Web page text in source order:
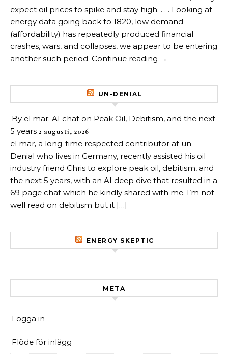
expect oil prices to spike and stay high. . . . Looking at
energy data going back to 1820, low demand
(affordability) has repeatedly produced financial
crashes, wars, and collapses, we appear to be entering
another such period. Continue reading →
UN-DENIAL
By el mar: AI chat on Peak Oil, Debitism, and the next
5 years 2 augusti, 2026
el mar, a long-time respected contributor at un-
Denial who lives in Germany, recently assisted his oil
industry friend Chris to explore peak oil, debitism, and
the next 5 years, with an AI deep dive that resulted in a
69 page chat which he kindly shared with me. I’m not
well read on debitism but it […]
ENERGY SKEPTIC
META
Logga in
Flöde för inlägg